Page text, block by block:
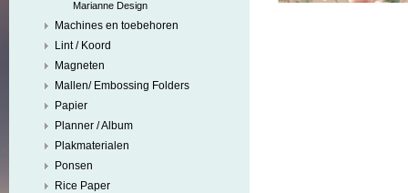
Marianne Design
Machines en toebehoren
Lint / Koord
Magneten
Mallen/ Embossing Folders
Papier
Planner / Album
Plakmaterialen
Ponsen
Rice Paper